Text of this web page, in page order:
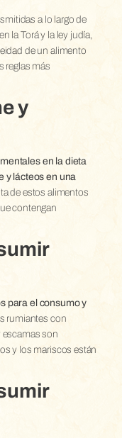
a lo largo de
la Torá y la ley judía,
de un alimento
reglas más
y
en la dieta
y lácteos en una
de estos alimentos
contengan
para el consumo y
rumiantes con
escamas son
y los mariscos están